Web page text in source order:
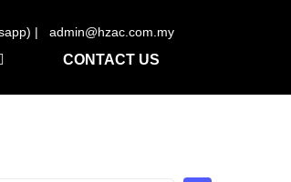
| admin@hzac.com.my
CONTACT US